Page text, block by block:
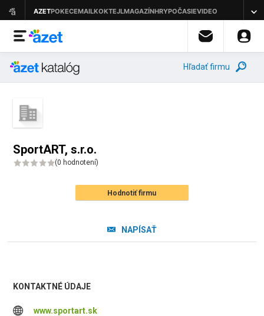
Hľadať firmu
SportART, s.r.o.
(0 hodnotení)
Hodnotiť firmu
NAPÍSAŤ
KONTAKTNÉ ÚDAJE
www.sportart.sk